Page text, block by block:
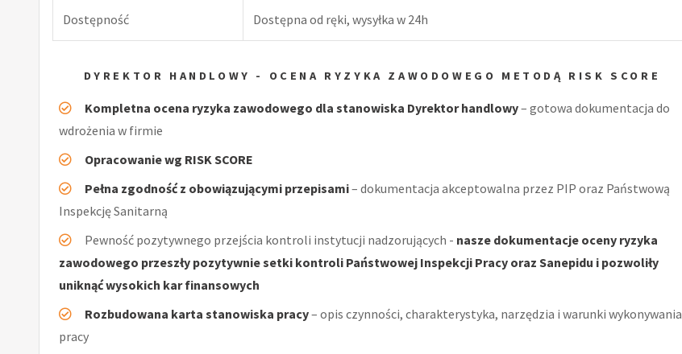
Dostępność Dostępna od ręki, wysyłka w 24h
DYREKTOR HANDLOWY - OCENA RYZYKA ZAWODOWEGO METODĄ RISK SCORE
Kompletna ocena ryzyka zawodowego dla stanowiska Dyrektor handlowy– gotowa dokumentacja do
wdrożenia w firmie
Opracowanie wg RISK SCORE
Pełna zgodność z obowiązującymi przepisami– dokumentacja akceptowalna przez PIP oraz Państwową
Inspekcję Sanitarną
Pewność pozytywnego przejścia kontroli instytucji nadzorujących - nasze dokumentacje oceny ryzyka
zawodowego przeszły pozytywnie setki kontroli Państwowej Inspekcji Pracy oraz Sanepidu i pozwoliły
uniknąć wysokich kar finansowych
Rozbudowana karta stanowiska pracy– opis czynności, charakterystyka, narzędzia i warunki wykonywania
pracy